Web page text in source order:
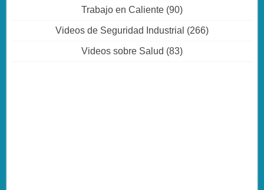
Trabajo en Caliente (90)
Videos de Seguridad Industrial (266)
Videos sobre Salud (83)